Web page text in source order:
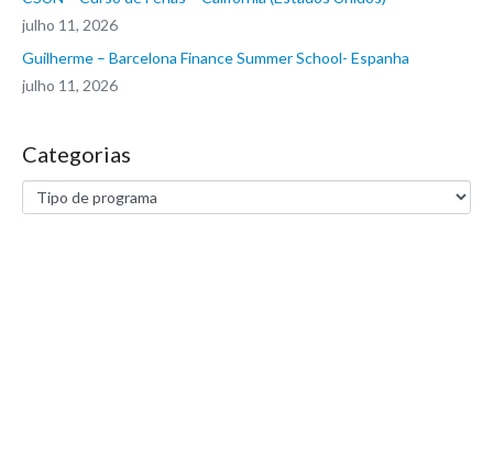
julho 11, 2026
Guilherme – Barcelona Finance Summer School- Espanha
julho 11, 2026
Categorias